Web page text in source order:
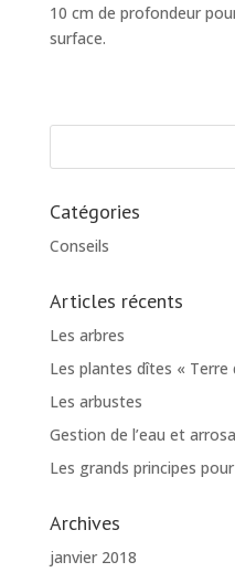
10 cm de profondeur
surface.
Catégories
Conseils
Articles récents
Les arbres
Les plantes dîtes « Terre
Les arbustes
Gestion de l’eau et
Les grands principes
Archives
janvier 2018